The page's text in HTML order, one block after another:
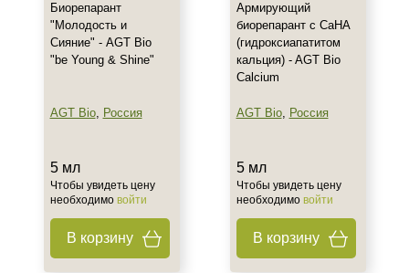
Тип товара
Биорепарант
Биоревитализант
Тип кожи
Все типы кожи
Жирная
Зрелая
Биорепарант
"Молодость и
Сияние" - AGT Bio
"be Young & Shine"
AGT Bio, Россия
5 мл
Чтобы увидеть цену
необходимо войти
В корзину
Армирующий
биорепарант с CaHA
(гидроксиапатитом
кальция) - AGT Bio
Calcium
AGT Bio, Россия
5 мл
Чтобы увидеть цену
необходимо войти
В корзину